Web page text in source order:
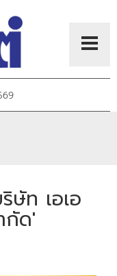
ษัท เอเอ
กัด'